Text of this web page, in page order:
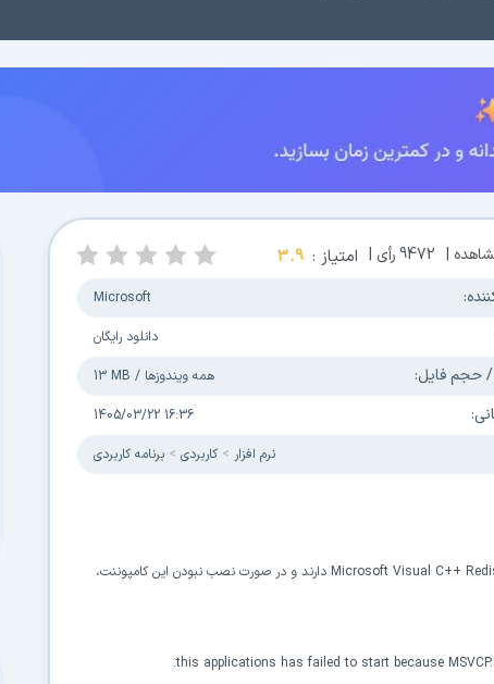
|
9472رأی | امتیاز : 3.9
Microsoft
دانلود رایگان
حجم فایل: 13 MB / همه ویندوزها
1405/03/22 16:36
نرم افزار کاربردی برنامه کاربردی
Microsoft Visual C++ دارند و در صورت نصب نبودن این کامپوننت،
this applications has failed to start because